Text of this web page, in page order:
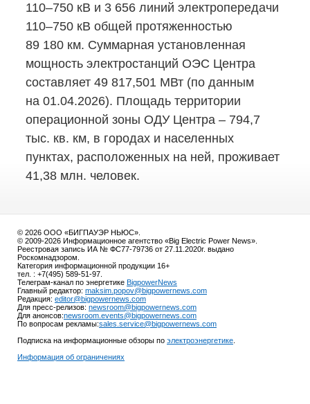
110–750 кВ и 3 656 линий электропередачи
110–750 кВ общей протяженностью
89 180 км. Суммарная установленная
мощность электростанций ОЭС Центра
составляет 49 817,501 МВт (по данным
на 01.04.2026). Площадь территории
операционной зоны ОДУ Центра – 794,7
тыс. кв. км, в городах и населенных
пунктах, расположенных на ней, проживает
41,38 млн. человек.
© 2026 ООО «БИГПАУЭР НЬЮС».
© 2009-2026 Информационное агентство «Big Electric Power News».
Реестровая запись ИА № ФС77-79736 от 27.11.2020г. выдано
Роскомнадзором.
Категория информационной продукции 16+
тел. : +7(495) 589-51-97.
Телеграм-канал по энергетике BigpowerNews
Главный редактор: maksim.popov@bigpowernews.com
Редакция: editor@bigpowernews.com
Для пресс-релизов: newsroom@bigpowernews.com
Для анонсов:newsroom.events@bigpowernews.com
По вопросам рекламы:sales.service@bigpowernews.com
Подписка на информационные обзоры по электроэнергетике
Информация об ограничениях